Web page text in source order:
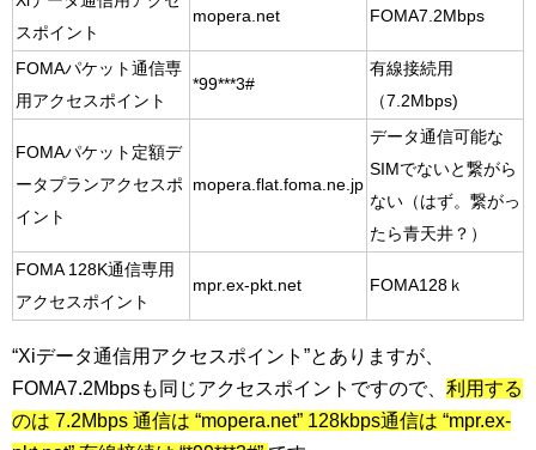
スポイント
mopera.net FOMA7.2Mbps
FOMAパケット通信専
用アクセスポイント
*99***3#
有線接続用
（7.2Mbps)
FOMAパケット定額デ
ータプランアクセスポ
イント
mopera.flat.foma.ne.jp
データ通信可能な
SIMでないと繋がら
ない（はず。繋がっ
たら青天井？）
FOMA 128K通信専用
アクセスポイント
mpr.ex-pkt.net FOMA128ｋ
“Xiデータ通信用アクセスポイント”とありますが、
FOMA7.2Mbpsも同じアクセスポイントですので、 利用する
のは 7.2Mbps 通信は “mopera.net” 128kbps通信は “mpr.ex-